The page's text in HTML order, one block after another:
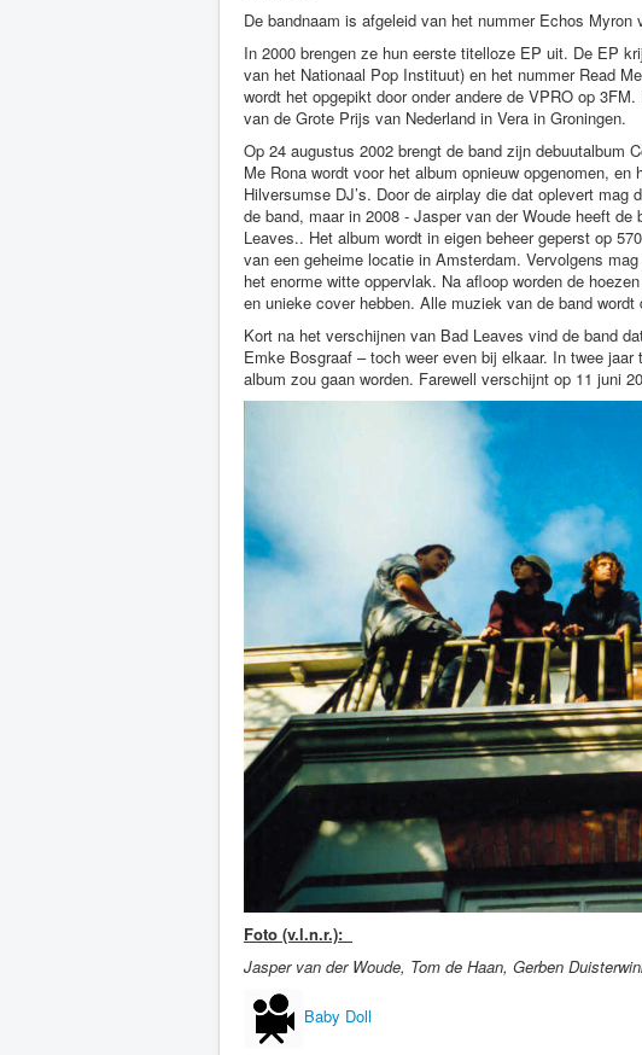
De bandnaam is afgeleid van het nummer Echos Myron
In 2000 brengen ze hun eerste titelloze EP uit. De EP
van het Nationaal Pop Instituut) en het nummer Read
wordt het opgepikt door onder andere de VPRO op
van de Grote Prijs van Nederland in Vera in Groningen.
Op 24 augustus 2002 brengt de band zijn debuutalbum
Me Rona wordt voor het album opnieuw opgenomen,
Hilversumse DJ’s. Door de airplay die dat oplevert
de band, maar in 2008 - Jasper van der Woude heeft
Leaves.. Het album wordt in eigen beheer geperst op
van een geheime locatie in Amsterdam. Vervolgens
het enorme witte oppervlak. Na afloop worden de
en unieke cover hebben. Alle muziek van de band
Kort na het verschijnen van Bad Leaves vind de band
Emke Bosgraaf – toch weer even bij elkaar. In twee
album zou gaan worden. Farewell verschijnt op 11 juni
Foto (v.l.n.r.):
Jasper van der Woude, Tom de Haan, Gerben
Baby Doll